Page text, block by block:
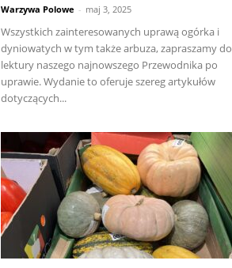
Warzywa Polowe - maj 3, 2025
Wszystkich zainteresowanych uprawą ogórka i
dyniowatych w tym także arbuza, zapraszamy do
lektury naszego najnowszego Przewodnika po
uprawie. Wydanie to oferuje szereg artykułów
dotyczących...